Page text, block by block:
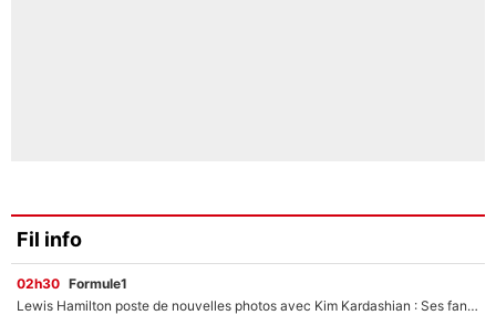
Fil info
02h30 Formule1
Lewis Hamilton poste de nouvelles photos avec Kim Kardashian : Ses fans le voient déjà redevenir champion du monde de F1 grâce à elle !